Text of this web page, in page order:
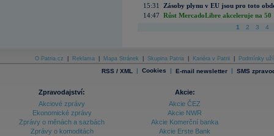
15:31
Zásoby plynu v EU jsou pro toto
14:47 Růst MercadoLibre akceleruje na
1 2 3 4
O Patria.cz Reklama Mapa Stránek Skupina Patria Kariéra v Patrii Podmínky
RSS / XML | Cookies | E-mail newsletter | SMS
Zpravodajství:
Akciové zprávy
Ekonomické zprávy
Zprávy o měnách a sazbách
Zprávy o komoditách
Akcie:
Akcie ČEZ
Akcie NWR
Akcie Komerční banka
Akcie Erste Bank